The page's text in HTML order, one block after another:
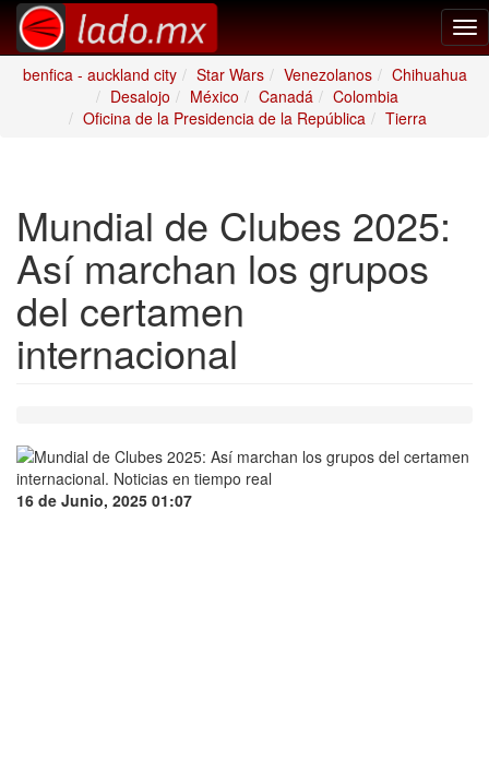
benfica - auckland city
Star Wars Venezolanos
Chihuahua
Desalojo
México Canadá
Colombia
Oficina de la Presidencia de la República
Tierra
Mundial de Clubes 2025:
Así marchan los grupos
del certamen
internacional
16 de Junio, 2025 01:07